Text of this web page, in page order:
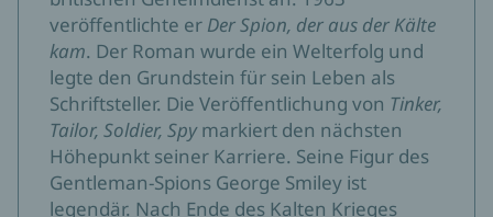
veröffentlichte er Der Spion, der aus der Kälte
kam. Der Roman wurde ein Welterfolg und
legte den Grundstein für sein Leben als
Schriftsteller. Die Veröffentlichung von Tinker,
Tailor, Soldier, Spymarkiert den nächsten
Höhepunkt seiner Karriere. Seine Figur des
Gentleman-Spions George Smiley ist
legendär. Nach Ende des Kalten Krieges